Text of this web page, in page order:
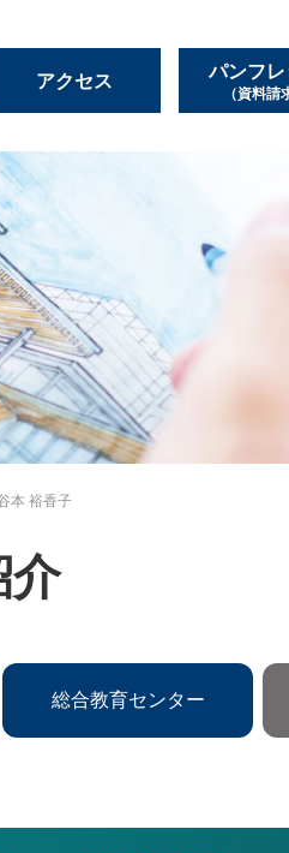
アクセス パンフレ
（資料請
本 裕香子
介
総合教育センター